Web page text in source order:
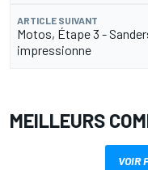
ARTICLE SUIVANT
Motos, Étape 3 -
impressionne
MEILLEURS
VOIR